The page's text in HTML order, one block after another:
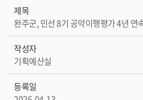
제목
완주군, 민선 8기 공약이행평가 4년 연
작성자
기획예산실
등록일